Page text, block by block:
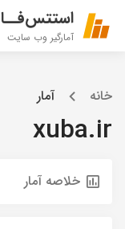
استتس‌فــا
آمارگیر وب سایت
خانه آمار
xuba.ir
خلاصه آمار